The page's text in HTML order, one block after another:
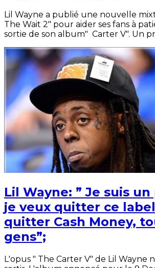
Lil Wayne a publié une nouvelle
The Wait 2" pour aider ses fans à
sortie de son album" Carter V". Un
Lil Wayne: ” Je suis
je veux quitter ce
quitter Cash Money,
gens”;
L'opus " The Carter V" de Lil Wayne